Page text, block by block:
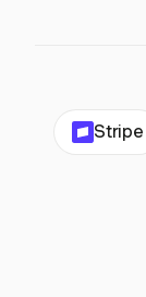
Stripe